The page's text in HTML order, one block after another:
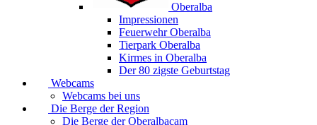
Oberalba
Impressionen
Feuerwehr Oberalba
Tierpark Oberalba
Kirmes in Oberalba
Der 80 zigste Geburtstag
Webcams
Webcams bei uns
Die Berge der Region
Die Berge der Oberalbacam